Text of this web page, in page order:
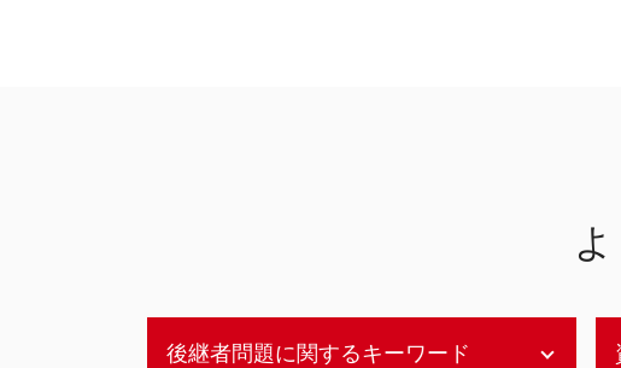
後継者問題に関するキーワード